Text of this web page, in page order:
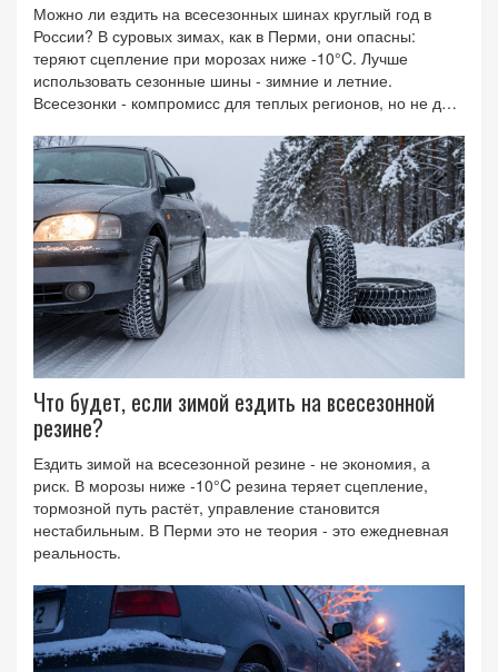
Можно ли ездить на всесезонных шинах круглый год в
России? В суровых зимах, как в Перми, они опасны:
теряют сцепление при морозах ниже -10°C. Лучше
использовать сезонные шины - зимние и летние.
Всесезонки - компромисс для теплых регионов, но не для
Что будет, если зимой ездить на всесезонной
резине?
Ездить зимой на всесезонной резине - не экономия, а
риск. В морозы ниже -10°C резина теряет сцепление,
тормозной путь растёт, управление становится
нестабильным. В Перми это не теория - это ежедневная
реальность.